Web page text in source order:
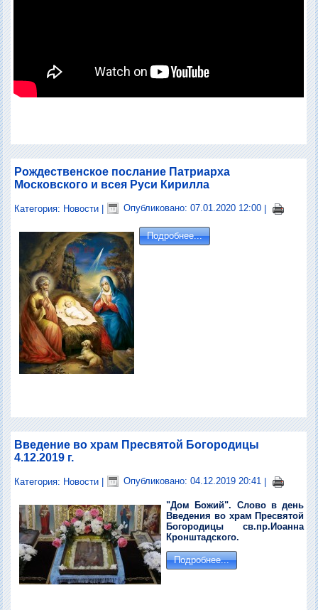
Рождественское послание Патриарха
Московского и всея Руси Кирилла
Категория: Новости | Опубликовано: 07.01.2020 12:00 |
Подробнее...
Введение во храм Пресвятой Богородицы
4.12.2019 г.
Категория: Новости | Опубликовано: 04.12.2019 20:41 |
"Дом Божий". Слово в день
Введения во храм Пресвятой
Богородицы св.пр.Иоанна
Кронштадского.
Подробнее...